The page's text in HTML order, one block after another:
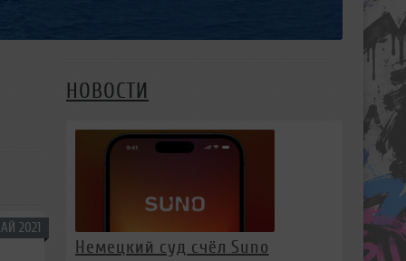
2021
НОВОСТИ
Немецкий суд счёл Suno